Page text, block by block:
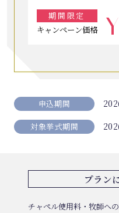
期間限定
キャンペーン価格
¥
申込期間
対象挙式期間
プラン
チャペル使用料・牧師へ